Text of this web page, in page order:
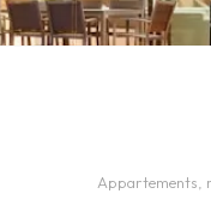
Appartements,